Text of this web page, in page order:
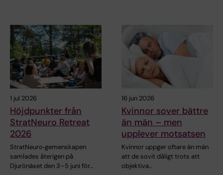
1 jul 2026
Höjdpunkter från
StratNeuro Retreat
2026
StratNeuro‑gemenskapen
samlades återigen på
Djurönäset den 3–5 juni för…
16 jun 2026
Kvinnor sover bättre
än män – men
upplever motsatsen
Kvinnor uppger oftare än män
att de sovit dåligt trots att
objektiva…